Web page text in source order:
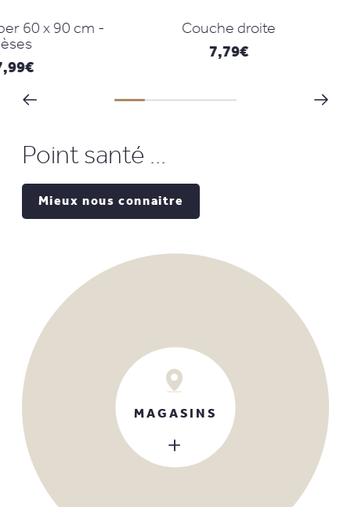
90 cm -
Couche droite
Point santé ...
Mieux nous connaitre
MAGASINS